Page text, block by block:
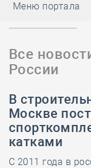
Меню портала
Все
России
В
Москве
катками
С 2011 года в